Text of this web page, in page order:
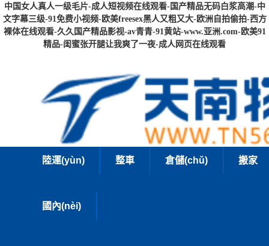
中国女人真人一级毛片-成人短视频在线观看-国产精品无码白浆高潮-中
文字幕三级-91免费小视频-欧美freesex黑人又粗又大-欧洲自拍偷拍-西方
裸体在线观看-久久国产精品影视-av青青-91黄站-www.亚洲.com-欧美91
精品-闺蜜张开腿让我爽了一夜-成人网页在线观看
陸運(yùn) 整車 倉儲(chǔ) 搬家
國內(nèi)